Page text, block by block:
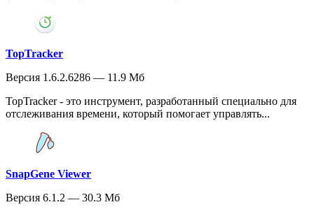
TopTracker
Версия 1.6.2.6286 — 11.9 Мб
TopTracker - это инструмент, разработанный специально для
отслеживания времени, который помогает управлять...
SnapGene Viewer
Версия 6.1.2 — 30.3 Мб